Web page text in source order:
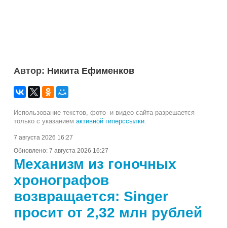
Автор: Никита Ефименков
Использование текстов, фото- и видео сайта разрешается
только с указанием активной гиперссылки.
7 августа 2026 16:27
Обновлено: 7 августа 2026 16:27
Механизм из гоночных
хронографов
возвращается: Singer
просит от 2,32 млн рублей